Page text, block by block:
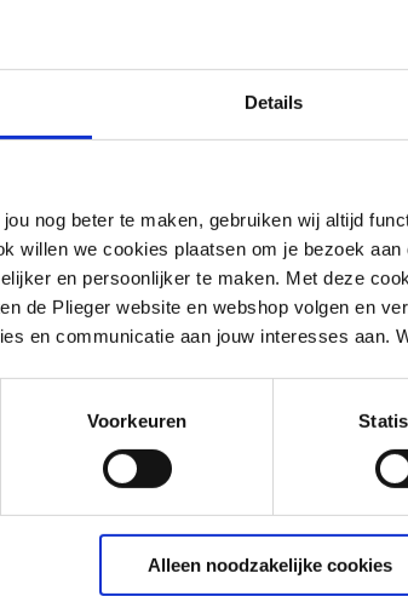
Details
nog beter te maken, gebruiken wij altijd
willen we cookies plaatsen om je bezoek
en persoonlijker te maken. Met deze
de Plieger website en webshop volgen en
en communicatie aan jouw interesses aan.
Voorkeuren
Alleen noodzakelijke cookies